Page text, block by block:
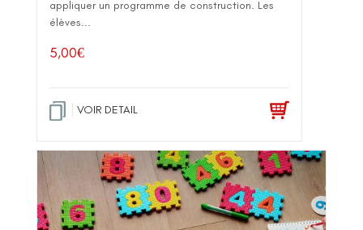
appliquer un programme de construction. Les
élèves...
5,00€
VOIR DETAIL